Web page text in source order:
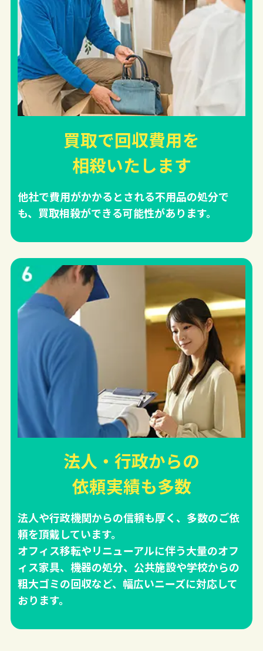
買取で回収費用を
相殺いたします
他社で費用がかかるとされる不用品の処分で
も、買取相殺ができる可能性があります。
法人・行政からの
依頼実績も多数
法人や行政機関からの信頼も厚く、多数のご依
頼を頂戴しています。
オフィス移転やリニューアルに伴う大量のオフ
ィス家具、機器の処分、公共施設や学校からの
粗大ゴミの回収など、幅広いニーズに対応して
おります。